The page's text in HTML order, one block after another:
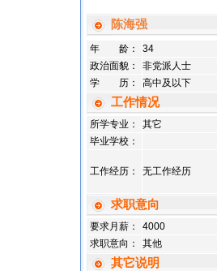
陈海强
年 龄：
34
政治面貌：
非党派人士
学 历：
高中及以下
工作情况
所学专业：
其它
毕业学校：
工作经历： 无工作经历
求职意向
要求月薪：
4000
求职意向：
其他
其它说明